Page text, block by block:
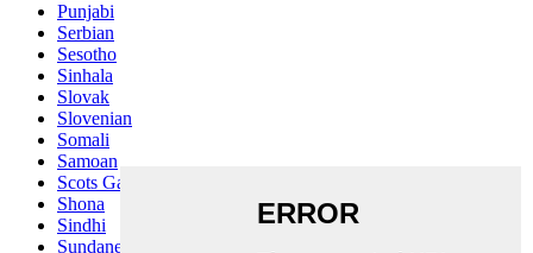
Punjabi
Serbian
Sesotho
Sinhala
Slovak
Slovenian
Somali
Samoan
Scots Gaelic
Shona
Sindhi
Sundanese